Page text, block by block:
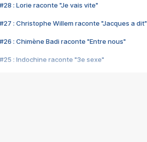
#28 : Lorie raconte "Je vais vite"
#27 : Christophe Willem raconte "Jacques a dit"
#26 : Chimène Badi raconte "Entre nous"
#25 : Indochine raconte "3e sexe"